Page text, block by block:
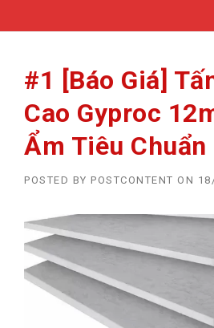
#1 [Báo Giá]
Cao Gyproc
Ẩm Tiêu Chuẩn
POSTED BY POSTCONTENT ON